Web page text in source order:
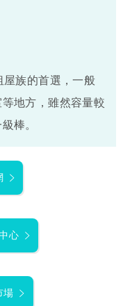
族的首選，一般
地方，雖然容量較
棒。
心
場